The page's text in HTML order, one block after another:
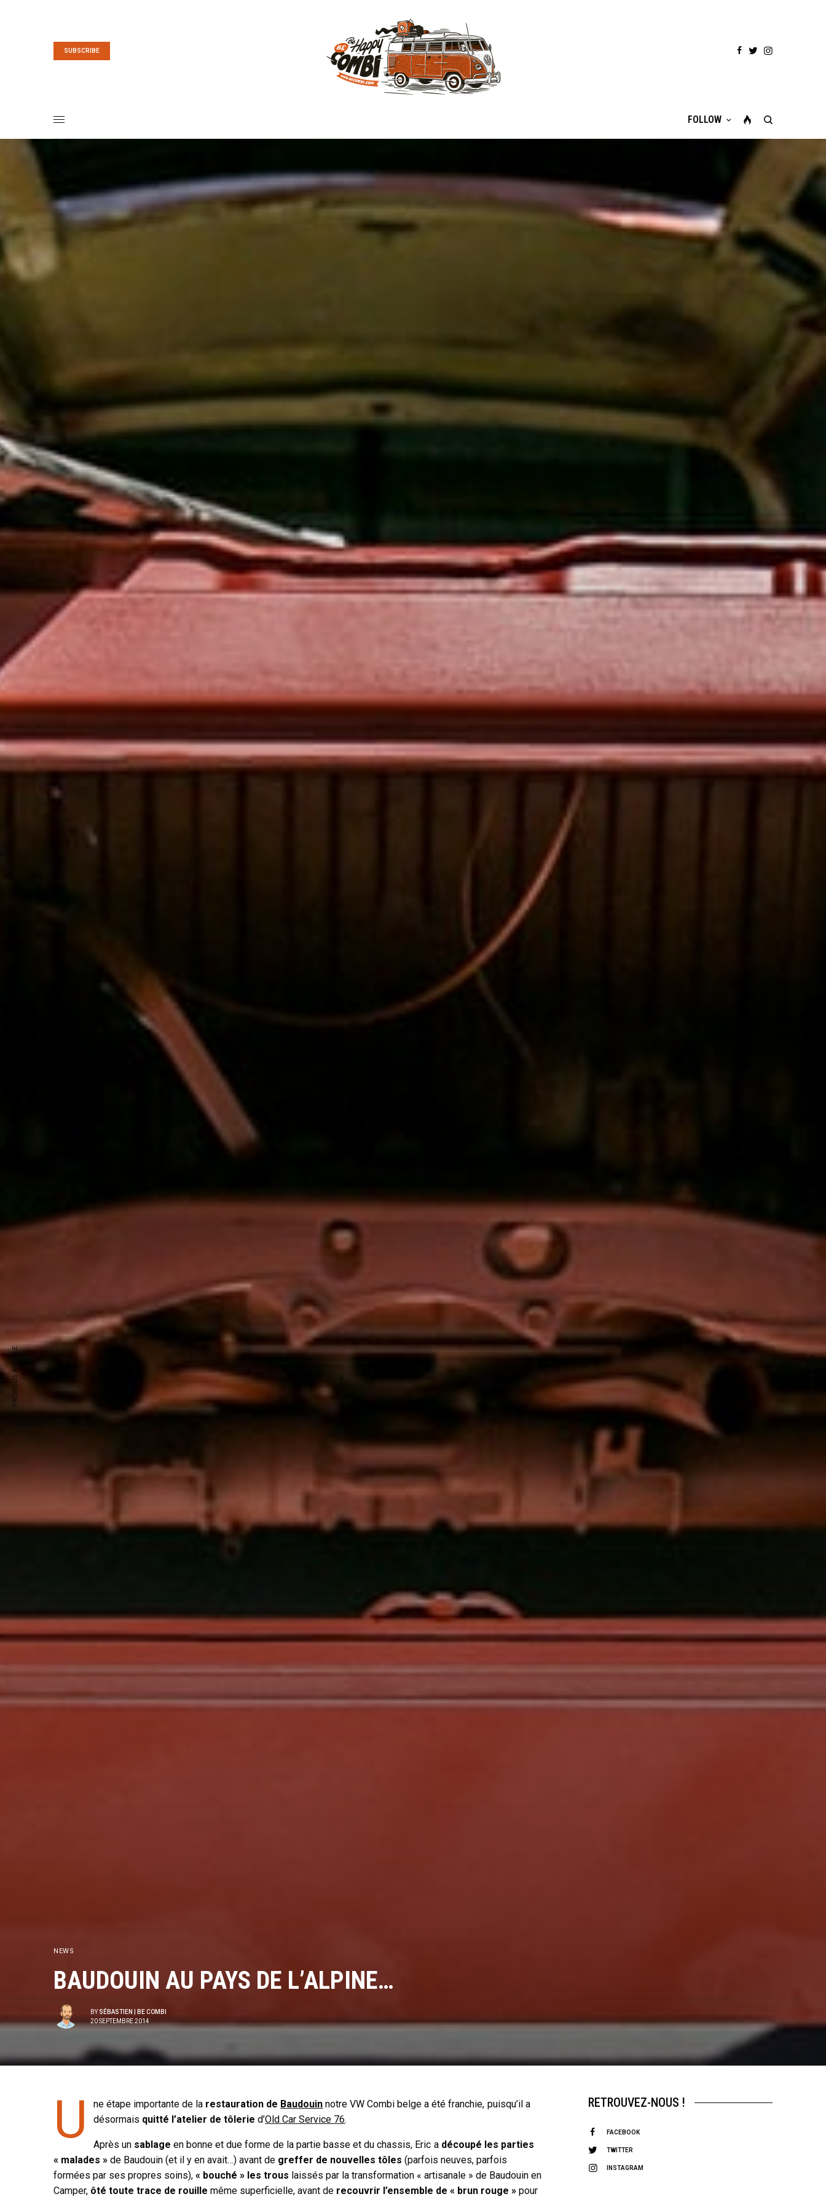
Sign Up to Our Newsletter
Get notified about exclusive offers every
week!
SUBSCRIBE
FOLLOW
NEWS
BAUDOUIN AU PAYS DE L’ALPINE…
BY SÉBASTIEN | BE COMBI
20 SEPTEMBRE 2014
U ne étape importante de la restauration de Baudouin notre VW Combi belge a été franchie, puisqu’il a
désormais quitté l’atelier de tôlerie d’Old Car Service 76.
Après un sablage en bonne et due forme de la partie basse et du chassis, Eric a découpé les parties
« malades » de Baudouin (et il y en avait…) avant de greffer de nouvelles tôles (parfois neuves, parfois
formées par ses propres soins),« bouché » les trous laissés par la transformation « artisanale » de Baudouin en
Camper, ôté toute trace de rouille même superficielle, avant de recouvrir l’ensemble de « brun rouge » pour
RETROUVEZ-NOUS !
FACEBOOK
TWITTER
INSTAGRAM
PREVIOUS ARTICLE